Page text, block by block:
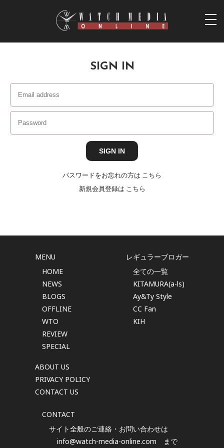
SIGN IN
パスワードをお忘れの方は こちら
新規会員登録は こちら
MENU
HOME
NEWS
BLOGS
OFFLINE
WTO
REVIEW
SPECIAL
ABOUT US
PRIVACY POLICY
CONTACT US
レギュラーブロガー
全ての一覧
KITAMURA(a-ls)
Ay&Ty Style
CC Fan
KIH
CONTACT
サイト全般のご連絡・お問い合わせは
info@watch-media-online.com まで